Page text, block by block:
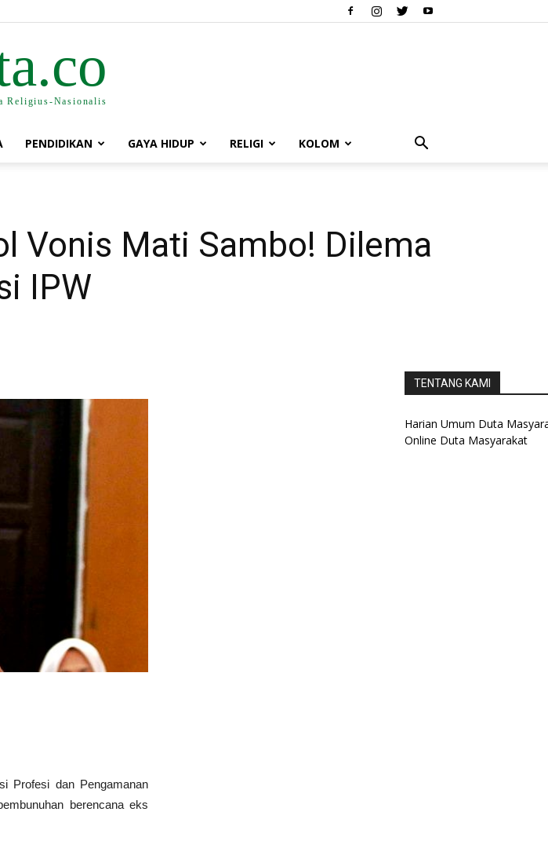
Religius-Nasionalis
PENDIDIKAN GAYA HIDUP RELIGI KOLOM
Vonis Mati Sambo! Dilema
IPW
Profesi dan Pengamanan
berencana eks
TENTANG KAMI
Harian Umum Duta
Online Duta Masyarakat